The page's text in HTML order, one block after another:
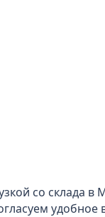
со склада в
удобное